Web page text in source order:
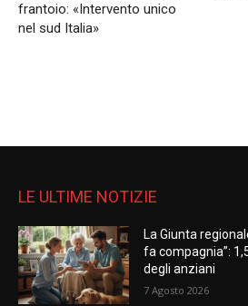
frantoio: «Intervento unico
nel sud Italia»
LE ULTIME NOTIZIE
La Giunta
fa compagnia”:
degli anziani
7 Agosto 2026